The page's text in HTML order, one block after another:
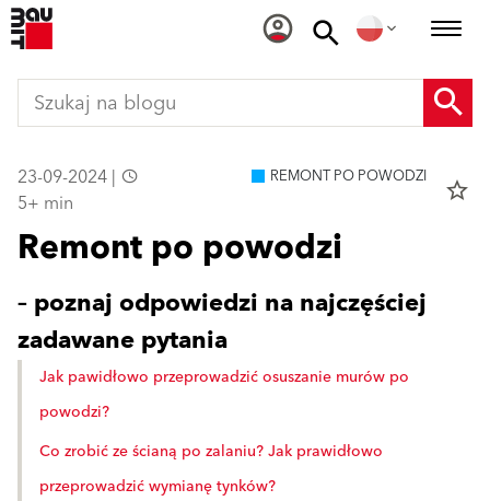
23-09-2024 |
5+ min
REMONT PO POWODZI
star_border
Remont po powodzi
– poznaj odpowiedzi na najczęściej
zadawane pytania
Jak pawidłowo przeprowadzić osuszanie murów po
powodzi?
Co zrobić ze ścianą po zalaniu? Jak prawidłowo
przeprowadzić wymianę tynków?